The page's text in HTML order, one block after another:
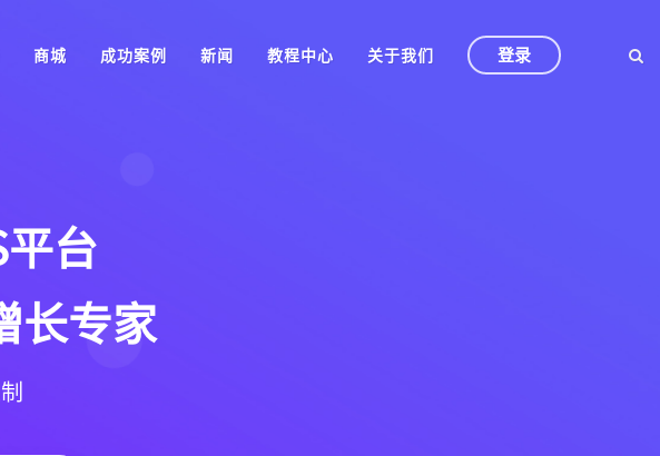
商城 成功案例 新闻 教程中心 关于我们 登录
台
长专家